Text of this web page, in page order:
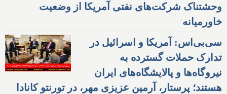
وحشتناک شرکت‌های نفتی آمریکا از وضعیت
خاورمیانه
سی‌بی‌اس: آمریکا و اسرائیل در
تدارک حملات گسترده به
نیروگاه‌ها و پالایشگاه‌های ایران
هستند؛ پرستار، آرمین عزیزی مهر، در تورنتو کانادا